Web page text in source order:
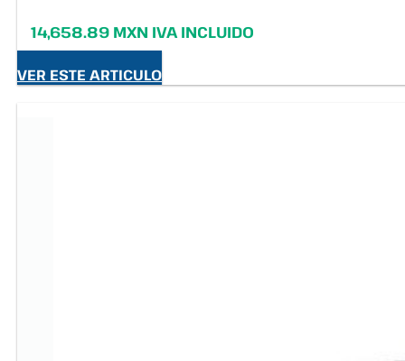
14,658.89 MXN IVA INCLUIDO
VER ESTE ARTICULO